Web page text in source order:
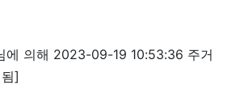
에 의해 2023-09-19 10:53:36 주거
]